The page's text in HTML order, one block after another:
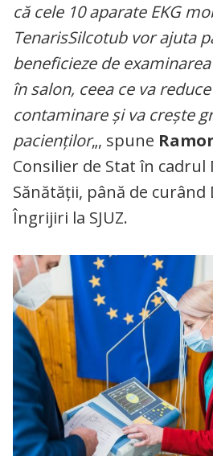
că cele 10 aparate EKG
TenarisSilcotub vor ajuta
beneficieze de
în salon, ceea ce va
contaminare şi va crește
pacienţilor„, spune
Consilier de Stat în
Sănătăţii, până de curând
Îngrijiri la SJUZ.